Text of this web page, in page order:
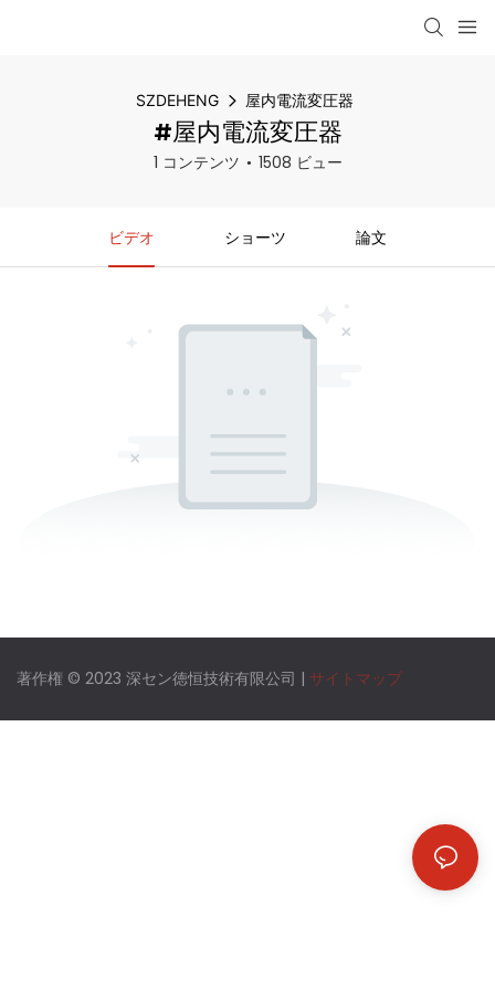
SZDEHENG 屋内電流変圧器
#屋内電流変圧器
1 コンテンツ 1508 ビュー
ビデオ ショーツ 論文
著作権 © 2023 深セン徳恒技術有限公司 | サイトマップ